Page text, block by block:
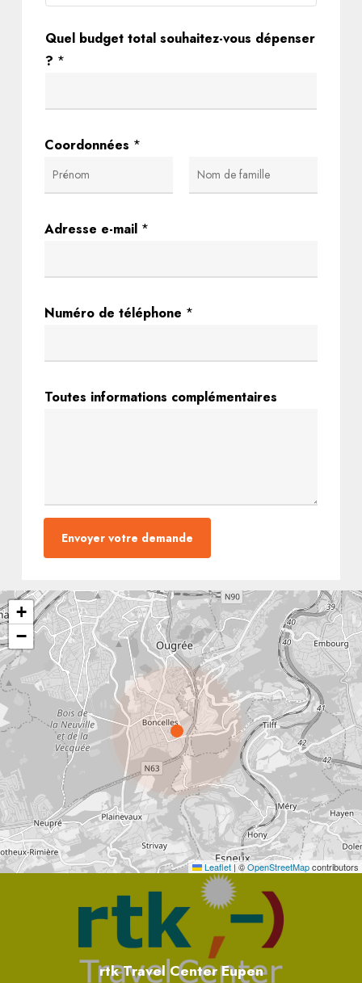
Quel budget total souhaitez-vous dépenser
? *
Coordonnées *
o
e
e
Adresse e-mail *
Numéro de téléphone *
Toutes informations complémentaires
Envoyer votre demande
+
−
Leaflet |©OpenStreetMapcontributors
rtk Travel Center Eupen